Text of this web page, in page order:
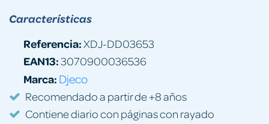
Características
Referencia:XDJ-DD03653
EAN13:3070900036536
Marca: Djeco
Recomendado a partir de +8 años
Contiene diario con páginas con rayado